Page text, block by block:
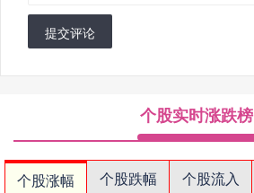
提交评论
个股实时涨跌榜
个股涨幅 个股跌幅 个股流入